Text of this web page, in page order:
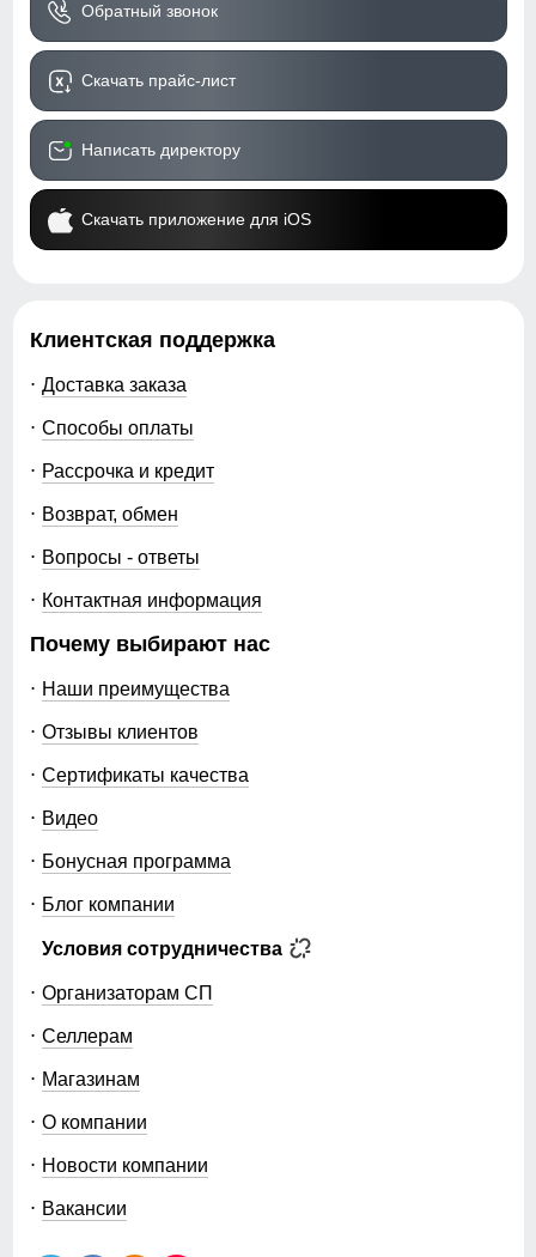
Обратный звонок
Скачать прайс-лист
Написать директору
Скачать приложение для iOS
Клиентская поддержка
Доставка заказа
Способы оплаты
Рассрочка и кредит
Возврат, обмен
Вопросы - ответы
Контактная информация
Почему выбирают нас
Наши преимущества
Отзывы клиентов
Сертификаты качества
Видео
Бонусная программа
Блог компании
Условия сотрудничества
Организаторам СП
Селлерам
Магазинам
О компании
Новости компании
Вакансии